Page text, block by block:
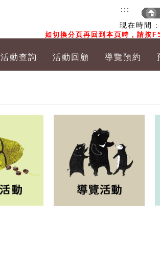
現在時間 :
如切換分頁再回到本頁時，請按
:::
活動查詢 活動回顧 導覽預約